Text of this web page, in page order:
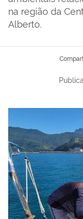
na região da
Alberto.